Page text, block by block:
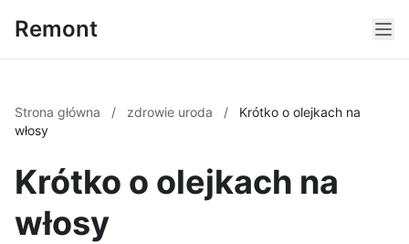
Remont
Strona główna / zdrowie uroda /
Krótko o olejkach na
włosy
Krótko o olejkach na
włosy